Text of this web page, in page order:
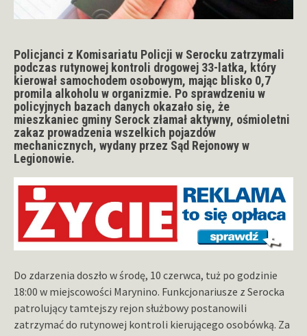
Policjanci z Komisariatu Policji w Serocku zatrzymali
podczas rutynowej kontroli drogowej 33-latka, który
kierował samochodem osobowym, mając blisko 0,7
promila alkoholu w organizmie. Po sprawdzeniu w
policyjnych bazach danych okazało się, że
mieszkaniec gminy Serock złamał aktywny, ośmioletni
zakaz prowadzenia wszelkich pojazdów
mechanicznych, wydany przez Sąd Rejonowy w
Legionowie.
Do zdarzenia doszło w środę, 10 czerwca, tuż po godzinie
18:00 w miejscowości Marynino. Funkcjonariusze z Serocka
patrolujący tamtejszy rejon służbowy postanowili
zatrzymać do rutynowej kontroli kierującego osobówką. Za